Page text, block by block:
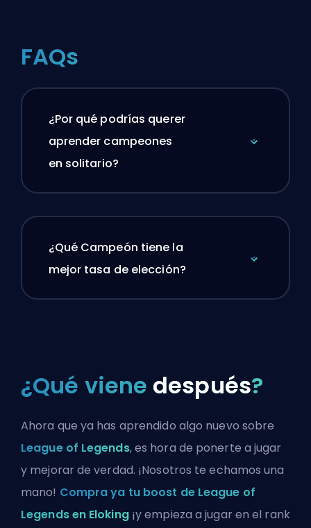
FAQs
¿Por qué podrías querer
aprender campeones
en solitario?
¿Qué Campeón tiene la
mejor tasa de elección?
¿Qué viene después?
Ahora que ya has aprendido algo nuevo sobre
League of Legends, es hora de ponerte a jugar
y mejorar de verdad. ¡Nosotros te echamos una
mano! Compra ya tu boost de League of
Legends en Eloking¡y empieza a jugar en el rank